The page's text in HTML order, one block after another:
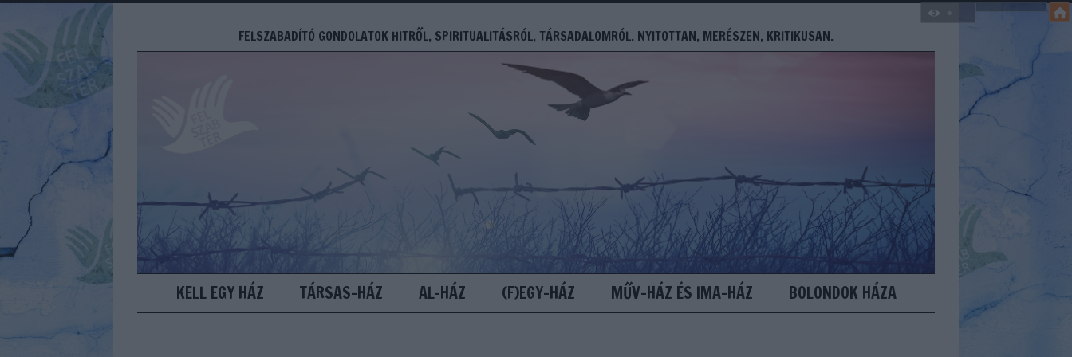
FELSZABADÍTÓ GONDOLATOK HITRŐL, SPIRITUALITÁSRÓL, TÁRSADALOMRÓL. NYITOTTAN, MERÉSZEN, KRITIKUSAN.
KELL EGY HÁZ TÁRSAS-HÁZ AL-HÁZ (F)EGY-HÁZ MŰV-HÁZ ÉS IMA-HÁZ BOLONDOK HÁZA